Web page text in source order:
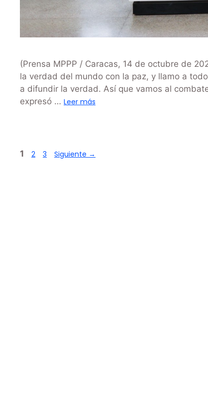
(Prensa MPPP / Caracas, 14 de octubre de
la verdad del mundo con la paz, y llamo a
a difundir la verdad. Así que vamos al
expresó … Leer más
1 2 3 Siguiente →